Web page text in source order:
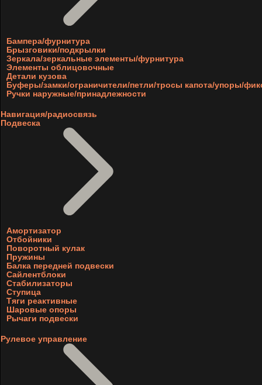
Бампера/фурнитура
Брызговики/подкрылки
Зеркала/зеркальные элементы/фурнитура
Элементы облицовочные
Детали кузова
Буферы/замки/ограничители/петли/тросы капота/упоры/
Ручки наружные/принадлежности
Навигация/радиосвязь
Подвеска
Амортизатор
Отбойники
Поворотный кулак
Пружины
Балка передней подвески
Сайлентблоки
Стабилизаторы
Ступица
Тяги реактивные
Шаровые опоры
Рычаги подвески
Рулевое управление